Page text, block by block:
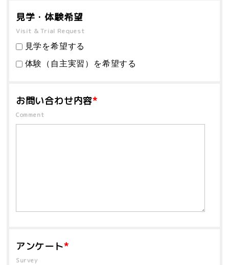
見学・体験希望
Visit & Trial Request
見学を希望する
体験（自主実習）を希望する
お問い合わせ内容*
Comment
アンケート*
Survey